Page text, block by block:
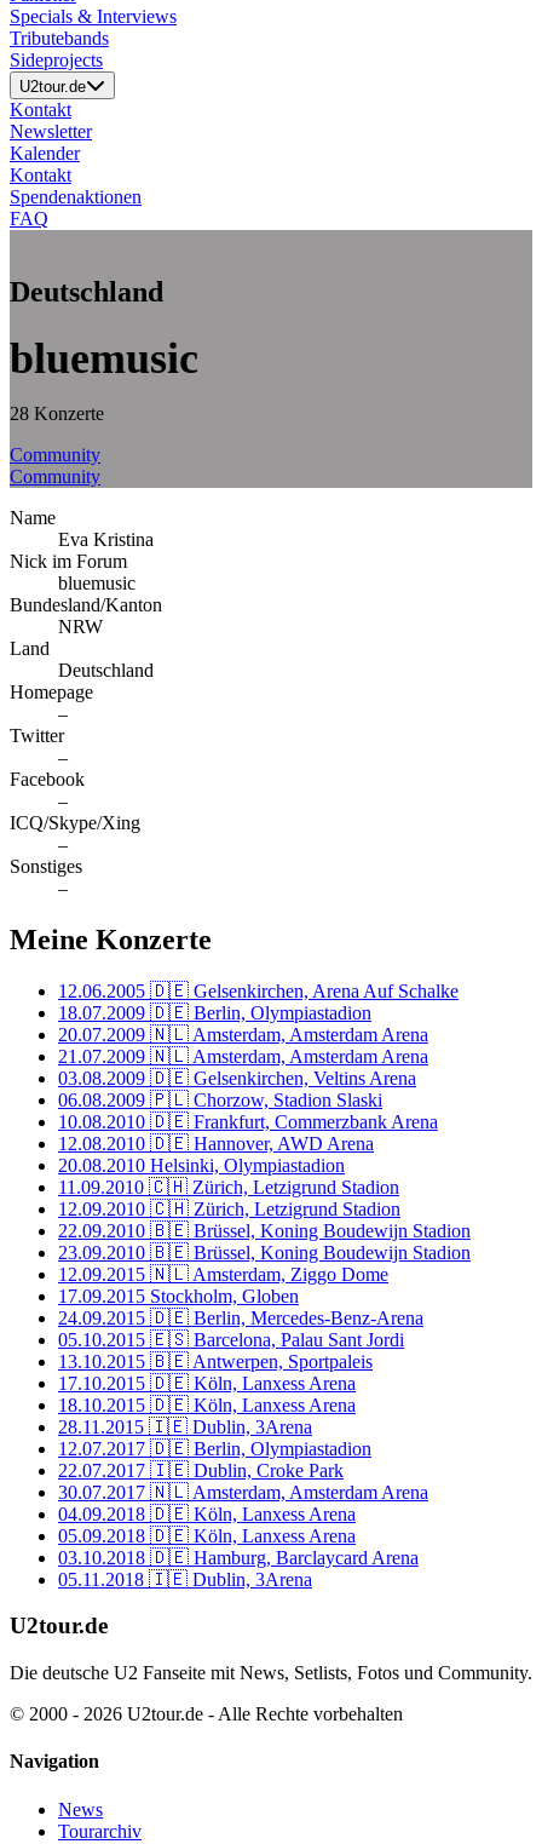
Specials & Interviews
Tributebands
Sideprojects
U2tour.de
Kontakt
Newsletter
Kalender
Kontakt
Spendenaktionen
FAQ
Deutschland
bluemusic
28 Konzerte
Community
Community
Name
Eva Kristina
Nick im Forum
bluemusic
Bundesland/Kanton
NRW
Land
Deutschland
Homepage
–
Twitter
–
Facebook
–
ICQ/Skype/Xing
–
Sonstiges
–
Meine Konzerte
12.06.2005 🇩🇪 Gelsenkirchen, Arena Auf Schalke
18.07.2009 🇩🇪 Berlin, Olympiastadion
20.07.2009 🇳🇱 Amsterdam, Amsterdam Arena
21.07.2009 🇳🇱 Amsterdam, Amsterdam Arena
03.08.2009 🇩🇪 Gelsenkirchen, Veltins Arena
06.08.2009 🇵🇱 Chorzow, Stadion Slaski
10.08.2010 🇩🇪 Frankfurt, Commerzbank Arena
12.08.2010 🇩🇪 Hannover, AWD Arena
20.08.2010 Helsinki, Olympiastadion
11.09.2010 🇨🇭 Zürich, Letzigrund Stadion
12.09.2010 🇨🇭 Zürich, Letzigrund Stadion
22.09.2010 🇧🇪 Brüssel, Koning Boudewijn Stadion
23.09.2010 🇧🇪 Brüssel, Koning Boudewijn Stadion
12.09.2015 🇳🇱 Amsterdam, Ziggo Dome
17.09.2015 Stockholm, Globen
24.09.2015 🇩🇪 Berlin, Mercedes-Benz-Arena
05.10.2015 🇪🇸 Barcelona, Palau Sant Jordi
13.10.2015 🇧🇪 Antwerpen, Sportpaleis
17.10.2015 🇩🇪 Köln, Lanxess Arena
18.10.2015 🇩🇪 Köln, Lanxess Arena
28.11.2015 🇮🇪 Dublin, 3Arena
12.07.2017 🇩🇪 Berlin, Olympiastadion
22.07.2017 🇮🇪 Dublin, Croke Park
30.07.2017 🇳🇱 Amsterdam, Amsterdam Arena
04.09.2018 🇩🇪 Köln, Lanxess Arena
05.09.2018 🇩🇪 Köln, Lanxess Arena
03.10.2018 🇩🇪 Hamburg, Barclaycard Arena
05.11.2018 🇮🇪 Dublin, 3Arena
U2tour.de
Die deutsche U2 Fanseite mit News, Setlists, Fotos und Community.
© 2000 - 2026 U2tour.de - Alle Rechte vorbehalten
Navigation
News
Tourarchiv